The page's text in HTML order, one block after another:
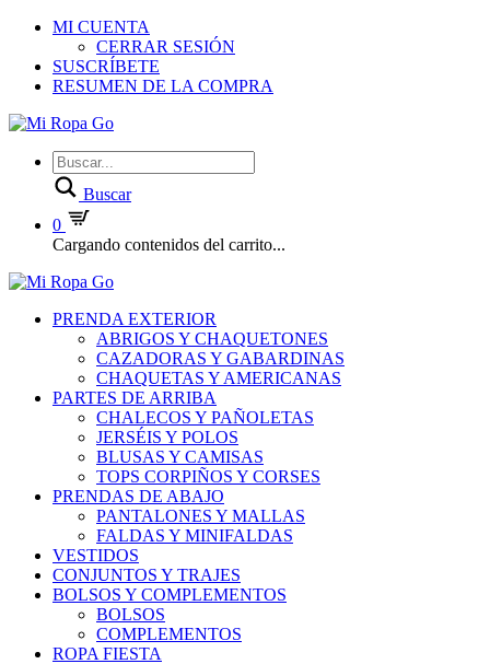
MI CUENTA
CERRAR SESIÓN
SUSCRÍBETE
RESUMEN DE LA COMPRA
Buscar
0
Cargando contenidos del carrito...
PRENDA EXTERIOR
ABRIGOS Y CHAQUETONES
CAZADORAS Y GABARDINAS
CHAQUETAS Y AMERICANAS
PARTES DE ARRIBA
CHALECOS Y PAÑOLETAS
JERSÉIS Y POLOS
BLUSAS Y CAMISAS
TOPS CORPIÑOS Y CORSES
PRENDAS DE ABAJO
PANTALONES Y MALLAS
FALDAS Y MINIFALDAS
VESTIDOS
CONJUNTOS Y TRAJES
BOLSOS Y COMPLEMENTOS
BOLSOS
COMPLEMENTOS
ROPA FIESTA